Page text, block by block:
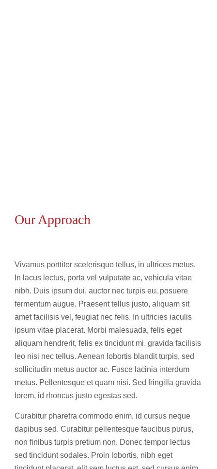
Our Approach
Vivamus porttitor scelerisque tellus, in ultrices metus.
In lacus lectus, porta vel vulputate ac, vehicula vitae
nibh. Duis ipsum dui, auctor nec turpis eu, posuere
fermentum augue. Praesent tellus justo, aliquam sit
amet facilisis vel, feugiat nec felis. In ultricies iaculis
ipsum vitae placerat. Morbi malesuada, felis eget
aliquam hendrerit, felis ex tincidunt mi, gravida facilisis
leo nisi nec tellus. Aenean lobortis blandit turpis, sed
sollicitudin metus auctor ac. Fusce lacinia interdum
metus. Pellentesque et quam nisi. Sed fringilla gravida
lorem, id rhoncus justo egestas sed.
Curabitur pharetra commodo enim, id cursus neque
dapibus sed. Curabitur pellentesque faucibus purus,
non finibus turpis pretium non. Donec tempor lectus
sed tincidunt sodales. Proin lobortis, nibh eget